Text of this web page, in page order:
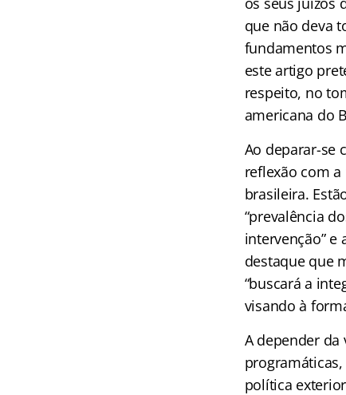
que não deva
fundamentos
este artigo
respeito, no
americana do
Ao deparar-se
reflexão com
brasileira.
“prevalência
intervenção” e
destaque que
“buscará a
visando à
A depender da
política